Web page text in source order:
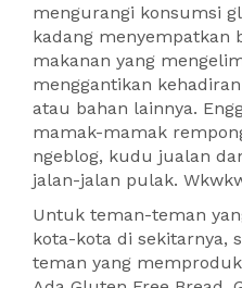
mengurangi konsumsi
kadang menyempatkan
makanan yang
menggantikan
atau bahan lainnya.
mamak-mamak
ngeblog, kudu jualan
jalan-jalan pulak.
Untuk teman-teman
kota-kota di sekitarnya,
teman yang